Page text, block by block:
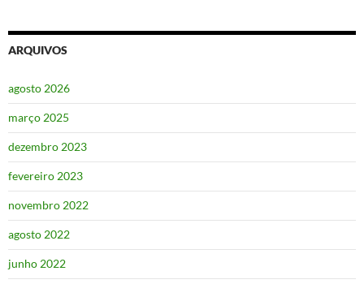
ARQUIVOS
agosto 2026
março 2025
dezembro 2023
fevereiro 2023
novembro 2022
agosto 2022
junho 2022